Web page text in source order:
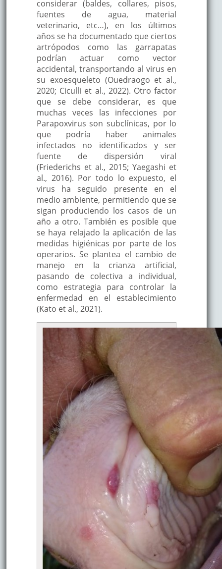
considerar (baldes, collares, pisos,
fuentes de agua, material
veterinario, etc…), en los últimos
años se ha documentado que ciertos
artrópodos como las garrapatas
podrían actuar como vector
accidental, transportando al virus en
su exoesqueleto (Ouedraogo et al.,
2020; Ciculli et al., 2022). Otro factor
que se debe considerar, es que
muchas veces las infecciones por
Parapoxvirus son subclínicas, por lo
que podría haber animales
infectados no identificados y ser
fuente de dispersión viral
(Friederichs et al., 2015; Yaegashi et
al., 2016). Por todo lo expuesto, el
virus ha seguido presente en el
medio ambiente, permitiendo que se
sigan produciendo los casos de un
año a otro. También es posible que
se haya relajado la aplicación de las
medidas higiénicas por parte de los
operarios. Se plantea el cambio de
manejo en la crianza artificial,
pasando de colectiva a individual,
como estrategia para controlar la
enfermedad en el establecimiento
(Kato et al., 2021).